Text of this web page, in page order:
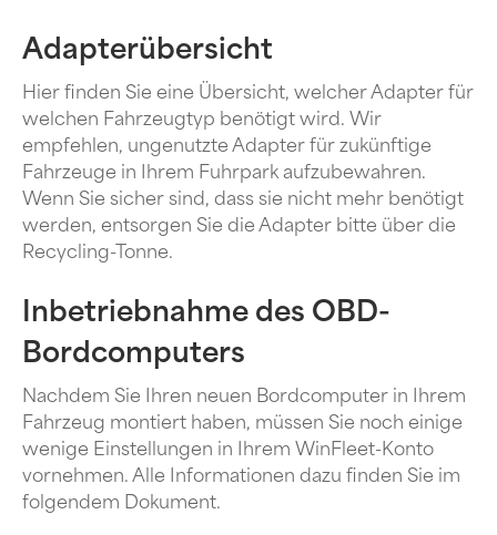
Adapterübersicht
Hier finden Sie eine Übersicht, welcher Adapter für
welchen Fahrzeugtyp benötigt wird. Wir
empfehlen, ungenutzte Adapter für zukünftige
Fahrzeuge in Ihrem Fuhrpark aufzubewahren.
Wenn Sie sicher sind, dass sie nicht mehr benötigt
werden, entsorgen Sie die Adapter bitte über die
Recycling-Tonne.
Inbetriebnahme des OBD-
Bordcomputers
Nachdem Sie Ihren neuen Bordcomputer in Ihrem
Fahrzeug montiert haben, müssen Sie noch einige
wenige Einstellungen in Ihrem WinFleet-Konto
vornehmen. Alle Informationen dazu finden Sie im
folgendem Dokument.